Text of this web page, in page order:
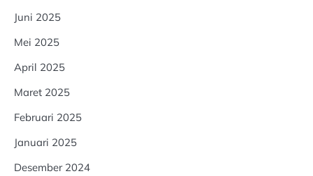
Juni 2025
Mei 2025
April 2025
Maret 2025
Februari 2025
Januari 2025
Desember 2024